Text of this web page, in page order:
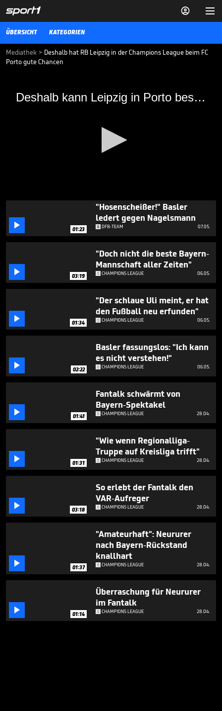


ÜBERSICHT KATEGORIEN
Mediathek > Deshalb hat RB Leipzig in der Champions League beim FC
Porto gute Chancen
Deshalb kann Leipzig in Porto bestehen
of
minute,
9
Deshalb kann Leipzig in Porto bestehen
 01:23
"Hosenscheißer!" Basler
ledert gegen Nagelsmann
DFB-TEAM 07.05.
 03:19
"Doch nicht die beste Bayern-
Mannschaft aller Zeiten"
CHAMPIONS LEAGUE 06.05.
 01:34
"Der schlaue Uli meint, er hat
den Fußball neu erfunden"
CHAMPIONS LEAGUE 06.05.
 02:22
Basler fassungslos: "Ich kann
es nicht verstehen!"
CHAMPIONS LEAGUE 06.05.
 01:41
Fantalk schwärmt von
Bayern-Spektakel
CHAMPIONS LEAGUE 28.04.
 01:31
"Wie wenn Regionalliga-
Truppe auf Kreisliga trifft"
CHAMPIONS LEAGUE 28.04.
 03:18
So erlebt der Fantalk den
VAR-Aufreger
CHAMPIONS LEAGUE 28.04.
 01:37
"Amateurhaft": Neururer
nach Bayern-Rückstand
knallhart
CHAMPIONS LEAGUE 28.04.
 01:14
Überraschung für Neururer
im Fantalk
CHAMPIONS LEAGUE 28.04.